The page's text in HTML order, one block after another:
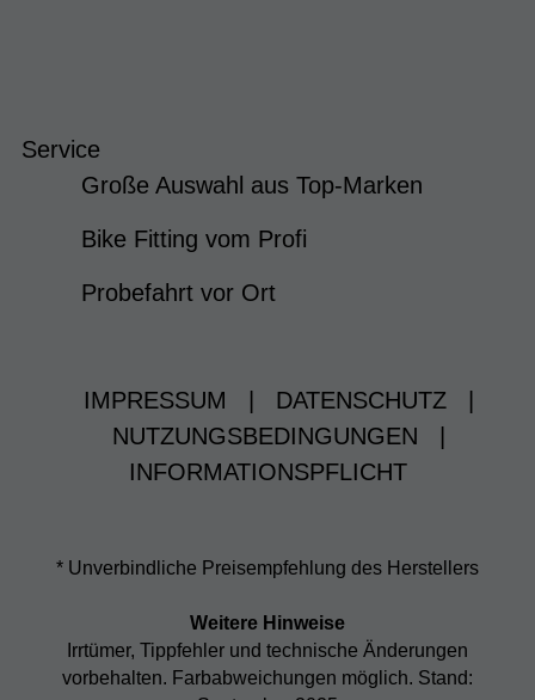
Service
Große Auswahl aus Top-Marken
Bike Fitting vom Profi
Probefahrt vor Ort
IMPRESSUM DATENSCHUTZ
NUTZUNGSBEDINGUNGEN
INFORMATIONSPFLICHT
* Unverbindliche Preisempfehlung des Herstellers
Weitere Hinweise
Irrtümer, Tippfehler und technische Änderungen
vorbehalten. Farbabweichungen möglich. Stand: